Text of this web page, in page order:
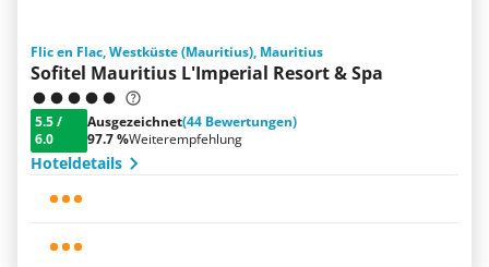
Flic en Flac, Westküste (Mauritius), Mauritius
Sofitel Mauritius L'Imperial Resort & Spa
5.5/
6.0
Ausgezeichnet(44 Bewertungen)
97.7 %Weiterempfehlung
Hoteldetails